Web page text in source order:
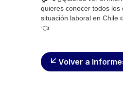
quieres conocer todos los
situación laboral en Chile
👈
Volver a